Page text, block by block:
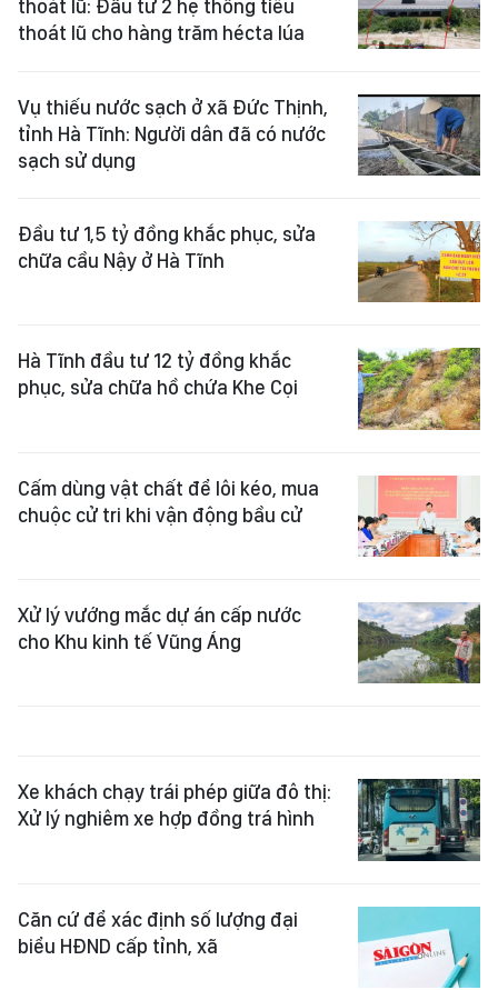
thoát lũ: Đầu tư 2 hệ thống tiêu
thoát lũ cho hàng trăm hécta lúa
Vụ thiếu nước sạch ở xã Đức Thịnh,
tỉnh Hà Tĩnh: Người dân đã có nước
sạch sử dụng
Đầu tư 1,5 tỷ đồng khắc phục, sửa
chữa cầu Nậy ở Hà Tĩnh
Hà Tĩnh đầu tư 12 tỷ đồng khắc
phục, sửa chữa hồ chứa Khe Cọi
Cấm dùng vật chất để lôi kéo, mua
chuộc cử tri khi vận động bầu cử
Xử lý vướng mắc dự án cấp nước
cho Khu kinh tế Vũng Áng
Xe khách chạy trái phép giữa đô thị:
Xử lý nghiêm xe hợp đồng trá hình
Căn cứ để xác định số lượng đại
biểu HĐND cấp tỉnh, xã